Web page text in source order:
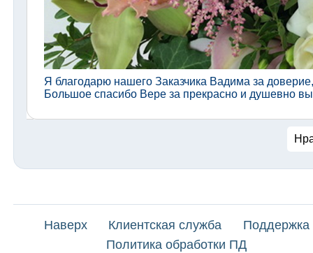
Я благодарю нашего Заказчика Вадима за
Большое спасибо Вере за прекрасно и душевно
Наверх Клиентская служба
Поддержка
Политика обработки ПД